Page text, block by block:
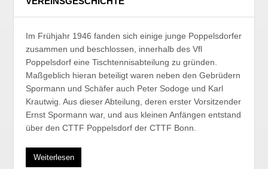
Im Frühjahr 1946 fanden sich einige junge Poppelsdorfer
zusammen und beschlossen, innerhalb des Vfl
Poppelsdorf eine Tischtennisabteilung zu gründen.
Maßgeblich hieran beteiligt waren neben den Gebrüdern
Spormann und Schäfer auch Peter Sodoge und Karl
Krautwig. Aus dieser Abteilung, deren erster Vorsitzender
Ernst Spormann war, und aus kleinen Anfängen entstand
über den CTTF Poppelsdorf der CTTF Bonn.
Weiterlesen